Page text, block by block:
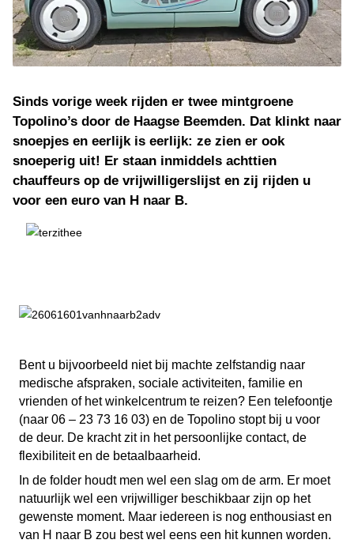
Sinds vorige week rijden er twee mintgroene
Topolino’s door de Haagse Beemden. Dat klinkt naar
snoepjes en eerlijk is eerlijk: ze zien er ook
snoeperig uit! Er staan inmiddels achttien
chauffeurs op de vrijwilligerslijst en zij rijden u
voor een euro van H naar B.
Bent u bijvoorbeeld niet bij machte zelfstandig naar
medische afspraken, sociale activiteiten, familie en
vrienden of het winkelcentrum te reizen? Een telefoontje
(naar 06 – 23 73 16 03) en de Topolino stopt bij u voor
de deur. De kracht zit in het persoonlijke contact, de
flexibiliteit en de betaalbaarheid.
In de folder houdt men wel een slag om de arm. Er moet
natuurlijk wel een vrijwilliger beschikbaar zijn op het
gewenste moment. Maar iedereen is nog enthousiast en
van H naar B zou best wel eens een hit kunnen worden.